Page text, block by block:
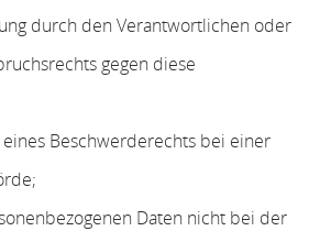
durch den Verantwortlichen oder
gegen diese
eines Beschwerderechts bei einer
Daten nicht bei der